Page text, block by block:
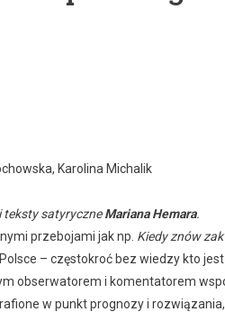
Karolina Michalik
teksty satyryczneMariana Hemara.
przebojami jak np. Kiedy znów
– częstokroć bez wiedzy kto
obserwatorem i komentatorem
w punkt prognozy i